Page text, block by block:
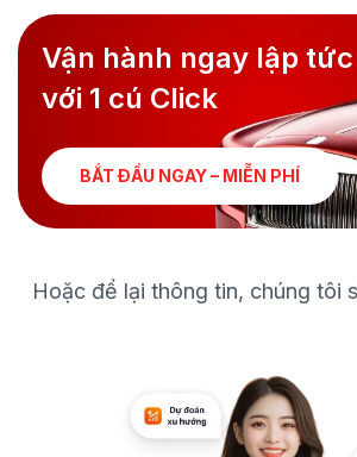
Vận hành ngay lập tức
với 1 cú Click
BẮT ĐẦU NGAY – MIỄN PHÍ
Hoặc để lại thông tin, chúng tôi